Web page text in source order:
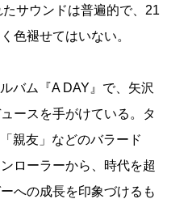
サウンドは普遍的で、21
色褪せてはいない。
バム『A DAY』で、矢沢
ースを手がけている。タ
親友」などのバラード
ローラーから、時代を超
への成長を印象づけるも